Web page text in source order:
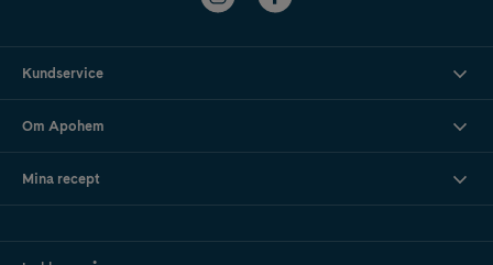
Kundservice
Om Apohem
Mina recept